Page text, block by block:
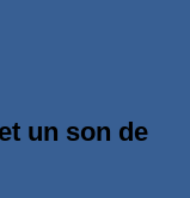
un son de